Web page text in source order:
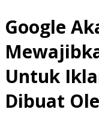
Google
Untuk
Dibuat